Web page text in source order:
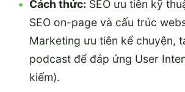
Cách thức: SEO ưu tiên kỹ
SEO on-page và cấu trúc
Marketing ưu tiên kể chuyện,
podcast để đáp ứng User
kiếm).